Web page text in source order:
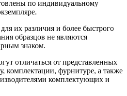
по индивидуальному
их различия и более быстрого
образцов не являются
знаком.
отличаться от представленных
комплектации, фурнитуре, а также
комплектующих и